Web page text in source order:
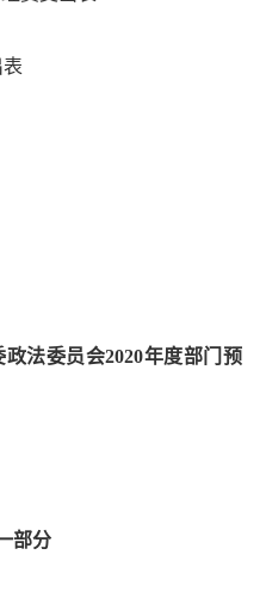
政法委员会2020年度部门预
部分